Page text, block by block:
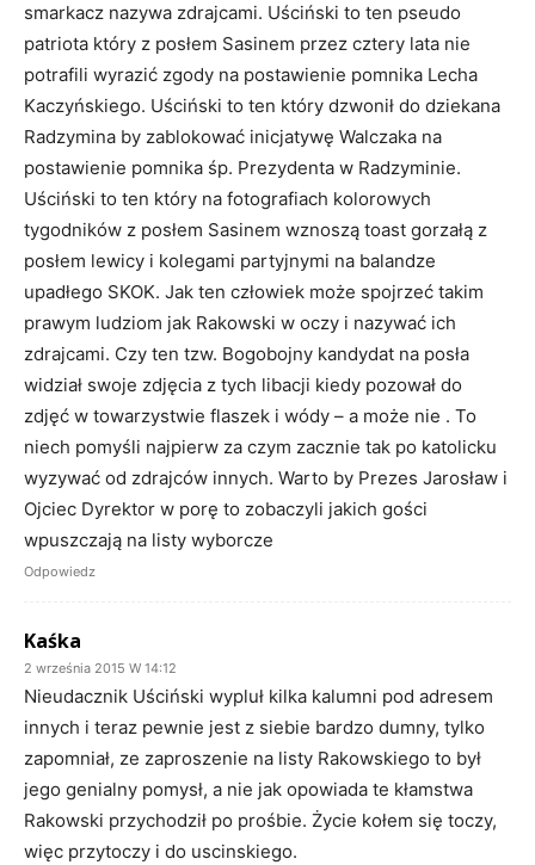
smarkacz nazywa zdrajcami. Uściński to ten pseudo
patriota który z posłem Sasinem przez cztery lata nie
potrafili wyrazić zgody na postawienie pomnika Lecha
Kaczyńskiego. Uściński to ten który dzwonił do dziekana
Radzymina by zablokować inicjatywę Walczaka na
postawienie pomnika śp. Prezydenta w Radzyminie.
Uściński to ten który na fotografiach kolorowych
tygodników z posłem Sasinem wznoszą toast gorzałą z
posłem lewicy i kolegami partyjnymi na balandze
upadłego SKOK. Jak ten człowiek może spojrzeć takim
prawym ludziom jak Rakowski w oczy i nazywać ich
zdrajcami. Czy ten tzw. Bogobojny kandydat na posła
widział swoje zdjęcia z tych libacji kiedy pozował do
zdjęć w towarzystwie flaszek i wódy – a może nie . To
niech pomyśli najpierw za czym zacznie tak po katolicku
wyzywać od zdrajców innych. Warto by Prezes Jarosław i
Ojciec Dyrektor w porę to zobaczyli jakich gości
wpuszczają na listy wyborcze
Odpowiedz
Kaśka
2 września 2015 W 14:12
Nieudacznik Uściński wypluł kilka kalumni pod adresem
innych i teraz pewnie jest z siebie bardzo dumny, tylko
zapomniał, ze zaproszenie na listy Rakowskiego to był
jego genialny pomysł, a nie jak opowiada te kłamstwa
Rakowski przychodził po prośbie. Życie kołem się toczy,
więc przytoczy i do uscinskiego.